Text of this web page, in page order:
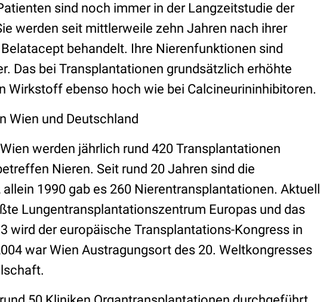
sind noch immer in der Langzeitstudie der
werden seit mittlerweile zehn Jahren nach ihrer
behandelt. Ihre Nierenfunktionen sind
Das bei Transplantationen grundsätzlich erhöhte
Wirkstoff ebenso hoch wie bei Calcineurininhibitoren.
Wien und Deutschland
werden jährlich rund 420 Transplantationen
Nieren. Seit rund 20 Jahren sind die
1990 gab es 260 Nierentransplantationen. Aktuell
Lungentransplantationszentrum Europas und das
wird der europäische Transplantations-Kongress in
war Wien Austragungsort des 20. Weltkongresses